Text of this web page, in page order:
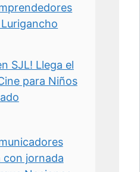
SJL! Llega el
para Niños
con jornada